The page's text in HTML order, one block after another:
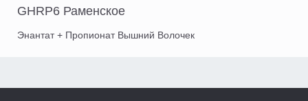
GHRP6 Раменское
Энантат + Пропионат Вышний Волочек